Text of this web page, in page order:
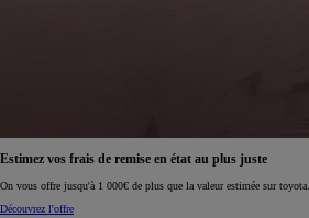
Réservez en ligne votre occasion pour 1€ seulement
Réservez en ligne